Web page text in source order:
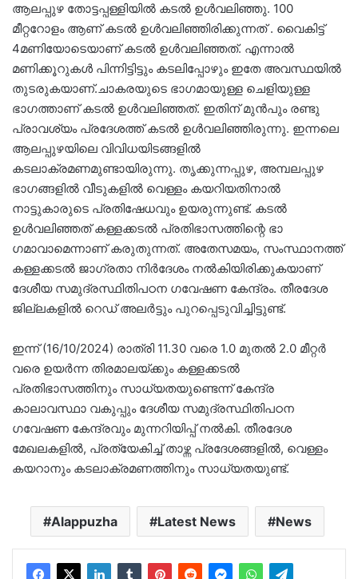
ആലപ്പുഴ തോട്ടപ്പള്ളിയിൽ കടൽ ഉൾവലിഞ്ഞു. 100
മീറ്ററോളം ആണ് കടൽ ഉൾവലിഞ്ഞിരിക്കുന്നത് . വൈകിട്ട്
4മണിയോടെയാണ് കടൽ ഉൾവലിഞ്ഞത്. എന്നാൽ
മണിക്കൂറുകൾ പിന്നിട്ടിട്ടും കടലിപ്പോഴും ഇതേ അവസ്ഥയിൽ
തുടരുകയാണ്.ചാകരയുടെ ഭാഗമായുള്ള ചെളിയുള്ള
ഭാഗത്താണ് കടൽ ഉൾവലിഞ്ഞത്. ഇതിന് മുൻപും രണ്ടു
പ്രാവശ്യം പ്രദേശത്ത് കടൽ ഉൾവലിഞ്ഞിരുന്നു. ഇന്നലെ
ആലപ്പുഴയിലെ വിവിധയിടങ്ങളിൽ
കടലാക്രമണമുണ്ടായിരുന്നു. തൃക്കുന്നപ്പുഴ, അമ്പലപ്പുഴ
ഭാഗങ്ങളിൽ വീടുകളിൽ വെള്ളം കയറിയതിനാൽ
നാട്ടുകാരുടെ പ്രതിഷേധവും ഉയരുന്നുണ്ട്. കടൽ
ഉൾവലിഞ്ഞത് കള്ളക്കടൽ പ്രതിഭാസത്തിന്റെ ഭാ​
ഗമാവാമെന്നാണ് കരുതുന്നത്. അതേസമയം, സംസ്ഥാനത്ത്
കള്ളക്കടൽ ജാഗ്രതാ നിർദേശം നൽകിയിരിക്കുകയാണ്
ദേശീയ സമുദ്രസ്ഥിതിപഠന ഗവേഷണ കേന്ദ്രം. തീരദേശ
ജില്ലകളിൽ റെഡ് അലർട്ടും പുറപ്പെടുവിച്ചിട്ടുണ്ട്.
ഇന്ന് (16/10/2024) രാത്രി 11.30 വരെ 1.0 മുതൽ 2.0 മീറ്റർ
വരെ ഉയർന്ന തിരമാലയ്ക്കും കള്ളക്കടൽ
പ്രതിഭാസത്തിനും സാധ്യതയുണ്ടെന്ന് കേന്ദ്ര
കാലാവസ്ഥാ വകുപ്പും ദേശീയ സമുദ്രസ്ഥിതിപഠന
ഗവേഷണ കേന്ദ്രവും മുന്നറിയിപ്പ് നൽകി. തീരദേശ
മേഖലകളിൽ, പ്രത്യേകിച്ച് താഴ്ന്ന പ്രദേശങ്ങളിൽ, വെള്ളം
കയറാനും കടലാക്രമണത്തിനും സാധ്യതയുണ്ട്.
Alappuzha Latest News News